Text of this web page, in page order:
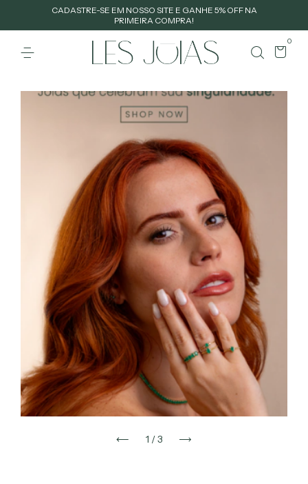
CADASTRE-SE EM NOSSO SITE E GANHE 5% OFF NA
PRIMEIRA COMPRA!
0
1 /3